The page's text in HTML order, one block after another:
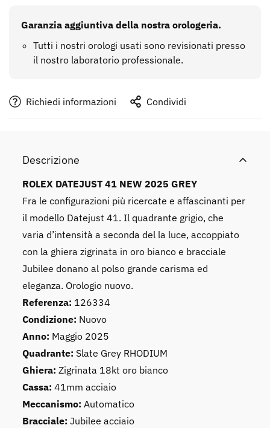
Garanzia aggiuntiva della nostra orologeria.
Tutti i nostri orologi usati sono revisionati presso
il nostro laboratorio professionale.
Richiedi informazioni Condividi
Descrizione
ROLEX DATEJUST 41 NEW 2025 GREY
Fra le configurazioni più ricercate e affascinanti per
il modello Datejust 41. Il quadrante grigio, che
varia d’intensità a seconda del la luce, accoppiato
con la ghiera zigrinata in oro bianco e bracciale
Jubilee donano al polso grande carisma ed
eleganza. Orologio nuovo.
Referenza: 126334
Condizione: Nuovo
Anno: Maggio 2025
Quadrante: Slate Grey RHODIUM
Ghiera:Zigrinata 18kt oro bianco
Cassa:41mm acciaio
Meccanismo:Automatico
Bracciale:Jubilee acciaio
Are you 18 years old or older?
No, I'm not Yes, I am